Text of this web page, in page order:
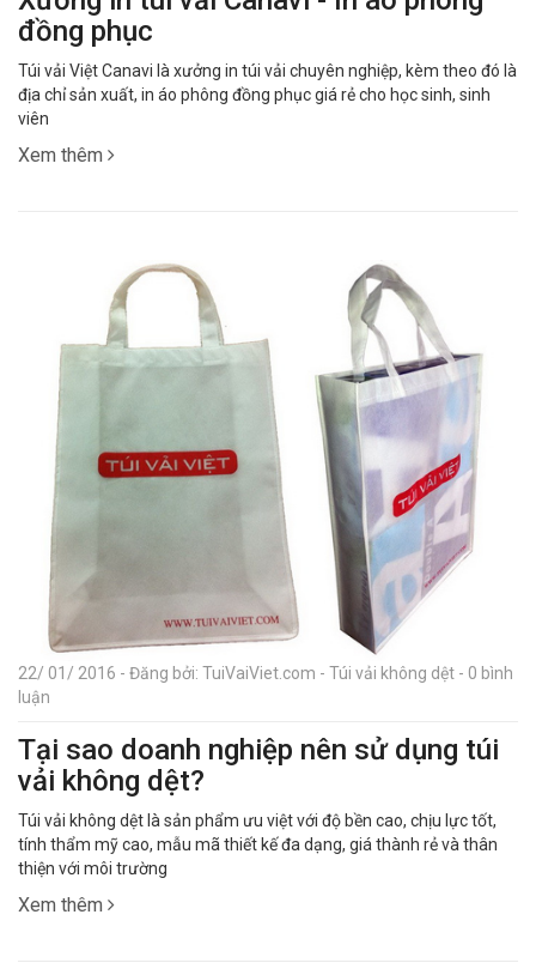
đồng phục
Túi vải Việt Canavi là xưởng in túi vải chuyên nghiệp, kèm theo đó là
địa chỉ sản xuất, in áo phông đồng phục giá rẻ cho học sinh, sinh
viên
Xem thêm
22/ 01/ 2016 - Đăng bởi: TuiVaiViet.com - Túi vải không dệt - 0 bình
luận
Tại sao doanh nghiệp nên sử dụng túi
vải không dệt?
Túi vải không dệt là sản phẩm ưu việt với độ bền cao, chịu lực tốt,
tính thẩm mỹ cao, mẫu mã thiết kế đa dạng, giá thành rẻ và thân
thiện với môi trường
Xem thêm